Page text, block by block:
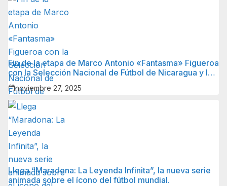
Fin de la etapa de Marco Antonio «Fantasma» Figueroa
con la Selección Nacional de Fútbol de Nicaragua y lo
que sigue para él.
noviembre 27, 2025
Llega “Maradona: La Leyenda Infinita”, la nueva serie
animada sobre el ícono del fútbol mundial.